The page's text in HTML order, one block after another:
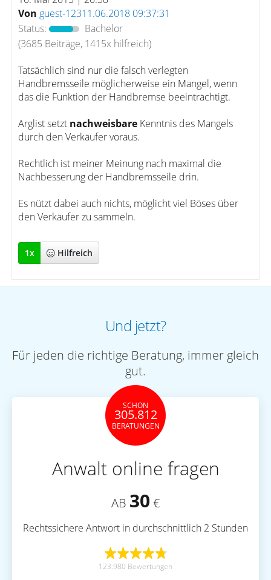
Von guest-12311.06.2018 09:37:31
Status:
Bachelor
(3685 Beiträge, 1415x hilfreich)
Tatsächlich sind nur die falsch verlegten
Handbremsseile möglicherweise ein Mangel, wenn
das die Funktion der Handbremse beeinträchtigt.
Arglist setzt nachweisbareKenntnis des Mangels
durch den Verkäufer voraus.
Rechtlich ist meiner Meinung nach maximal die
Nachbesserung der Handbremsseile drin.
Es nützt dabei auch nichts, möglicht viel Böses über
den Verkäufer zu sammeln.
1x Hilfreich
Und jetzt?
Für jeden die richtige Beratung, immer gleich
gut.
SCHON
305.812
BERATUNGEN
Anwalt online fragen
AB 30 €
Rechtssichere Antwort in durchschnittlich 2 Stunden
123.980 Bewertungen